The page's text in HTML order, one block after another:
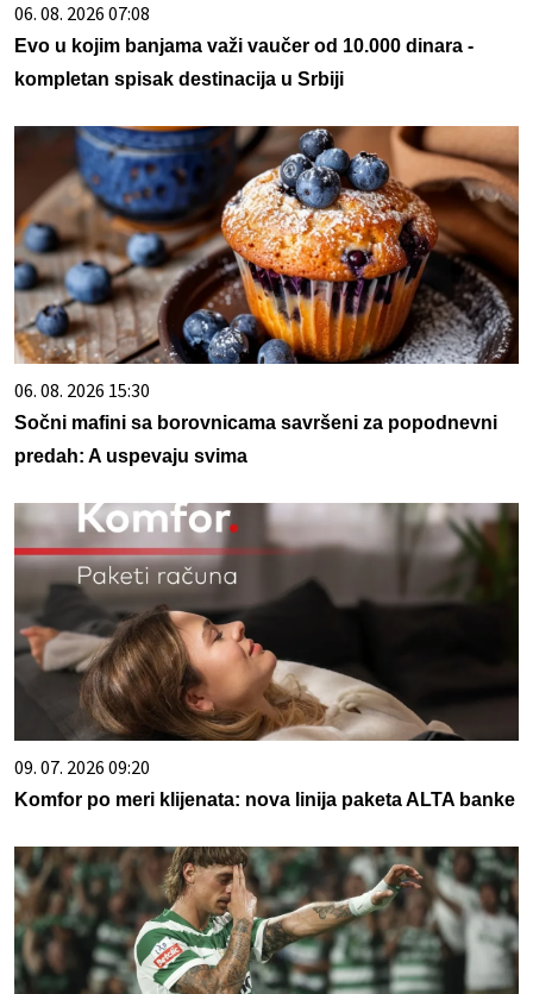
06. 08. 2026 07:08
Evo u kojim banjama važi vaučer od 10.000 dinara -
kompletan spisak destinacija u Srbiji
06. 08. 2026 15:30
Sočni mafini sa borovnicama savršeni za popodnevni
predah: A uspevaju svima
09. 07. 2026 09:20
Komfor po meri klijenata: nova linija paketa ALTA banke